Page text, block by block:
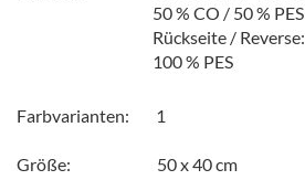
50 % CO / 50 % PES
Rückseite / Reverse:
100 % PES
Farbvarianten: 1
Größe: 50 x 40 cm